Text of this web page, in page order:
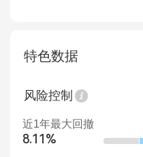
特色数据
风险控制
近1年最大回撤
8.11%